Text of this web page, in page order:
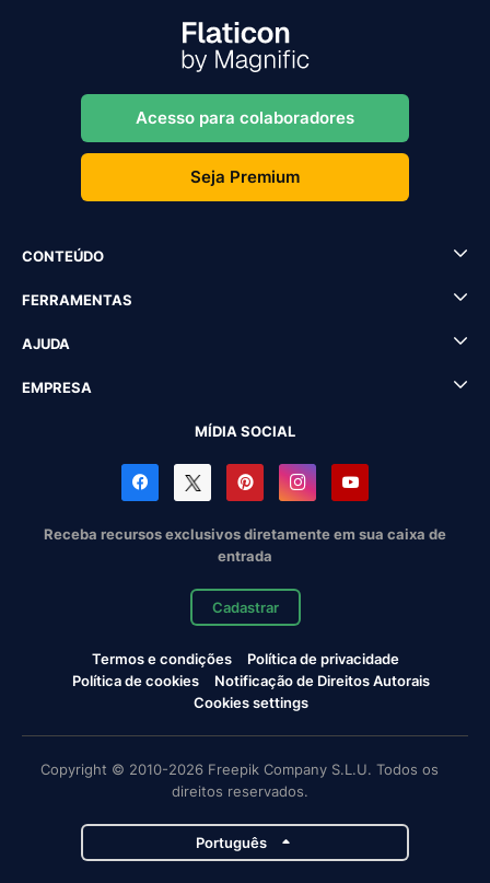
Acesso para colaboradores
Seja Premium
CONTEÚDO
FERRAMENTAS
AJUDA
EMPRESA
MÍDIA SOCIAL
Receba recursos exclusivos diretamente em sua caixa de
entrada
Cadastrar
Termos e condições
Política de privacidade
Política de cookies
Notificação de Direitos Autorais
Cookies settings
Copyright © 2010-2026 Freepik Company S.L.U. Todos os
direitos reservados.
Português